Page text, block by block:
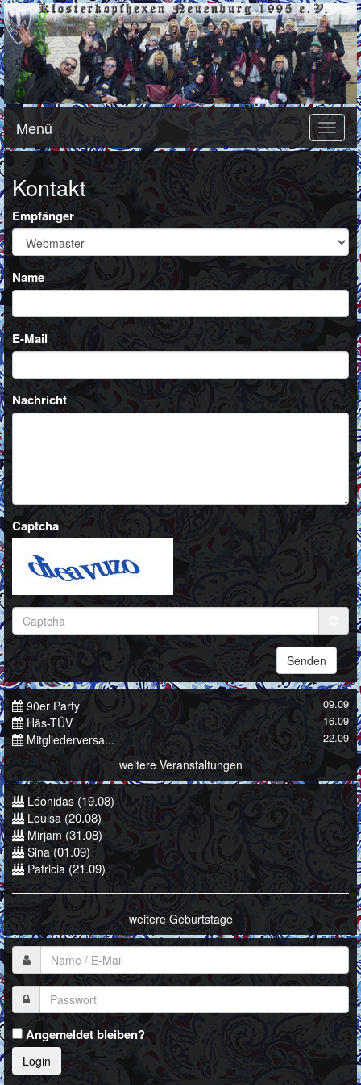
Toggle
Menü
Kontakt
Empfänger
Name
E-Mail
Nachricht
Captcha
Senden
90er Party 09.09
Häs-TÜV 16.09
Mitgliederversa... 22.09
weitere Veranstaltungen
Léonidas (19.08)
Louisa (20.08)
Mirjam (31.08)
Sina (01.09)
Patricia (21.09)
weitere Geburtstage
Angemeldet bleiben?
Login